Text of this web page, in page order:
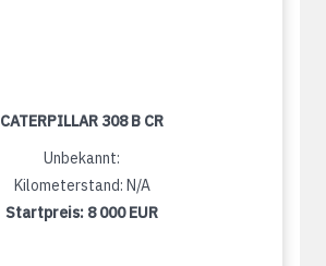
CATERPILLAR 308 B CR
Unbekannt:
Kilometerstand: N/A
Startpreis: 8 000 EUR